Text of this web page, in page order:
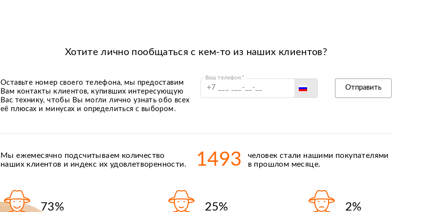
Хотите лично пообщаться с кем-то из наших клиентов?
Оставьте номер своего телефона, мы предоставим
Вам контакты клиентов, купивших интересующую
Вас технику, чтобы Вы могли лично узнать обо всех
её плюсах и минусах и определиться с выбором.
Ваш телефон:*
Киргизия
Отправить
Мы ежемесячно подсчитываем количество
наших клиентов и индекс их удовлетворенности.
1493
человек стали нашими покупателями
в прошлом месяце.
73% 25% 2%